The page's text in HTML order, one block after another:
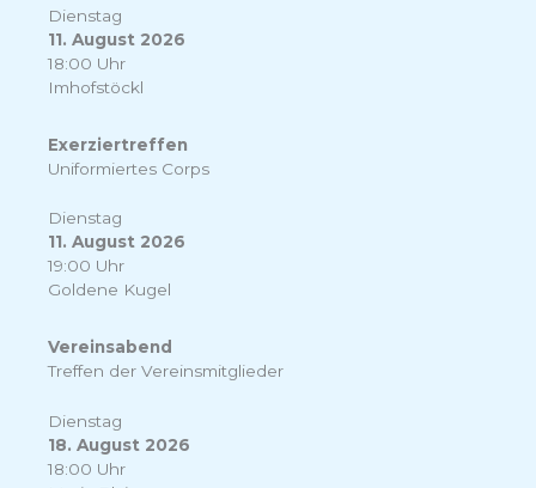
Dienstag
11. August 2026
18:00 Uhr
Imhofstöckl
Exerziertreffen
Uniformiertes Corps
Dienstag
11. August 2026
19:00 Uhr
Goldene Kugel
Vereinsabend
Treffen der Vereinsmitglieder
Dienstag
18. August 2026
18:00 Uhr